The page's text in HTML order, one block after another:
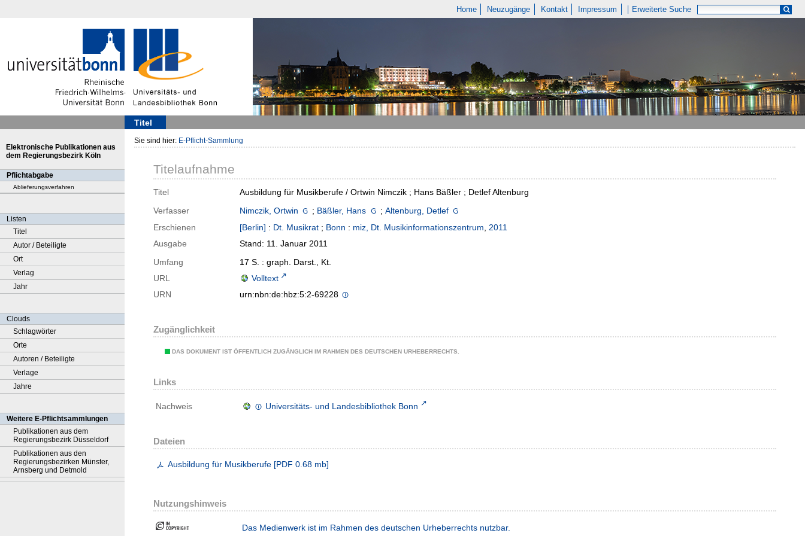
Home Neuzugänge Kontakt Impressum Erweiterte Suche
Titel
Elektronische Publikationen aus
dem Regierungsbezirk Köln
Pflichtabgabe
Ablieferungsverfahren
Listen
Titel
Autor / Beteiligte
Ort
Verlag
Jahr
Clouds
Schlagwörter
Orte
Autoren / Beteiligte
Verlage
Jahre
Weitere E-Pflichtsammlungen
Publikationen aus dem
Regierungsbezirk Düsseldorf
Publikationen aus den
Regierungsbezirken Münster,
Arnsberg und Detmold
Sie sind hier: E-Pflicht-Sammlung
Titelaufnahme
Titel
Ausbildung für Musikberufe / Ortwin Nimczik ; Hans Bäßler ; Detlef Altenburg
Verfasser
Nimczik, Ortwin ; Bäßler, Hans ; Altenburg, Detlef
Erschienen
[Berlin] : Dt. Musikrat ; Bonn : miz, Dt. Musikinformationszentrum, 2011
Ausgabe
Stand: 11. Januar 2011
Umfang
17 S. : graph. Darst., Kt.
URL
Volltext
URN
urn:nbn:de:hbz:5:2-69228
Zugänglichkeit
DAS DOKUMENT IST ÖFFENTLICH ZUGÄNGLICH IM RAHMEN DES DEUTSCHEN URHEBERRECHTS.
Links
Nachweis Universitäts- und Landesbibliothek Bonn
Dateien
Ausbildung für Musikberufe [PDF 0.68 mb]
Nutzungshinweis
Das Medienwerk ist im Rahmen des deutschen Urheberrechts nutzbar.